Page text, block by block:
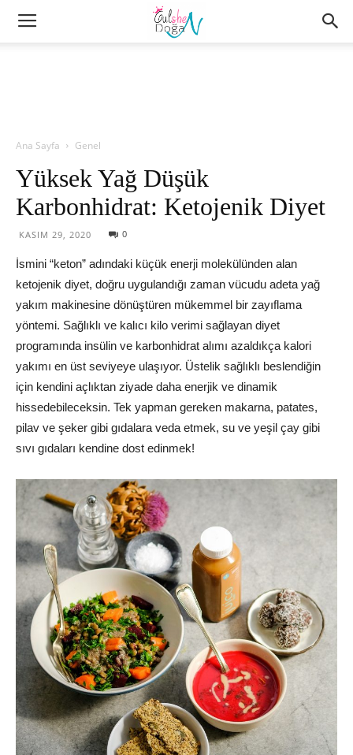
Ana Sayfa Genel
Yüksek Yağ Düşük
Karbonhidrat: Ketojenik Diyet
KASIM 29, 2020 0
İsmini “keton” adındaki küçük enerji molekülünden alan
ketojenik diyet, doğru uygulandığı zaman vücudu adeta yağ
yakım makinesine dönüştüren mükemmel bir zayıflama
yöntemi. Sağlıklı ve kalıcı kilo verimi sağlayan diyet
programında insülin ve karbonhidrat alımı azaldıkça kalori
yakımı en üst seviyeye ulaşıyor. Üstelik sağlıklı beslendiğin
için kendini açlıktan ziyade daha enerjik ve dinamik
hissedebileceksin. Tek yapman gereken makarna, patates,
pilav ve şeker gibi gıdalara veda etmek, su ve yeşil çay gibi
sıvı gıdaları kendine dost edinmek!